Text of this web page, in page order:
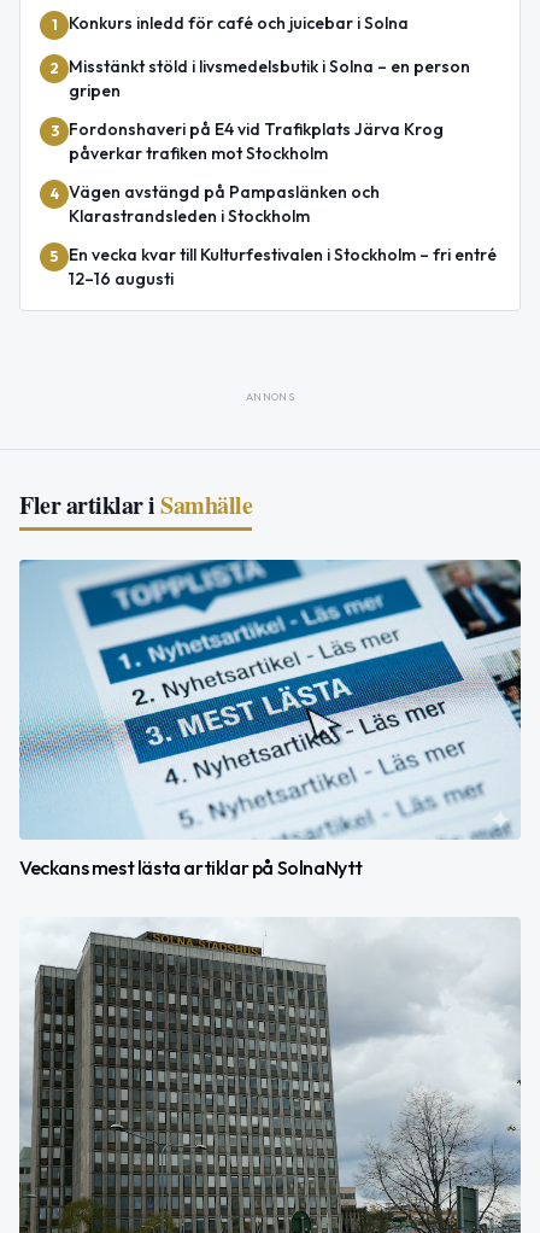
1 Konkurs inledd för café och juicebar i Solna
2
Misstänkt stöld i livsmedelsbutik i Solna – en person
gripen
3
Fordonshaveri på E4 vid Trafikplats Järva Krog
påverkar trafiken mot Stockholm
4 Vägen avstängd på Pampaslänken och
Klarastrandsleden i Stockholm
5
En vecka kvar till Kulturfestivalen i Stockholm – fri entré
12–16 augusti
ANNONS
Fler artiklar iSamhälle
Veckans mest lästa artiklar på SolnaNytt